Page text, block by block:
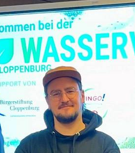
FACHOBERSCHULE KLASSE 12
UND AUSBILDERSPRECHTAG
KOMPASS